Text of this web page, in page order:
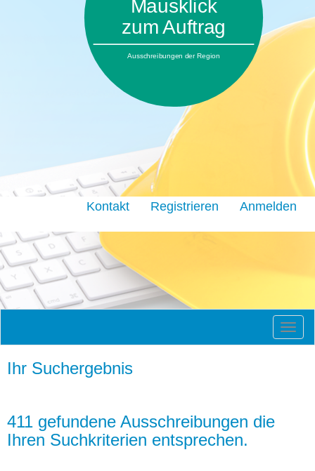
Mausklick
zum Auftrag
Ausschreibungen der Region
Kontakt Registrieren Anmelden
Ihr Suchergebnis
411 gefundene Ausschreibungen die
Ihren Suchkriterien entsprechen.